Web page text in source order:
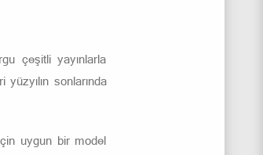
çeşitli yayınlarla
sonlarında
uygun bir model